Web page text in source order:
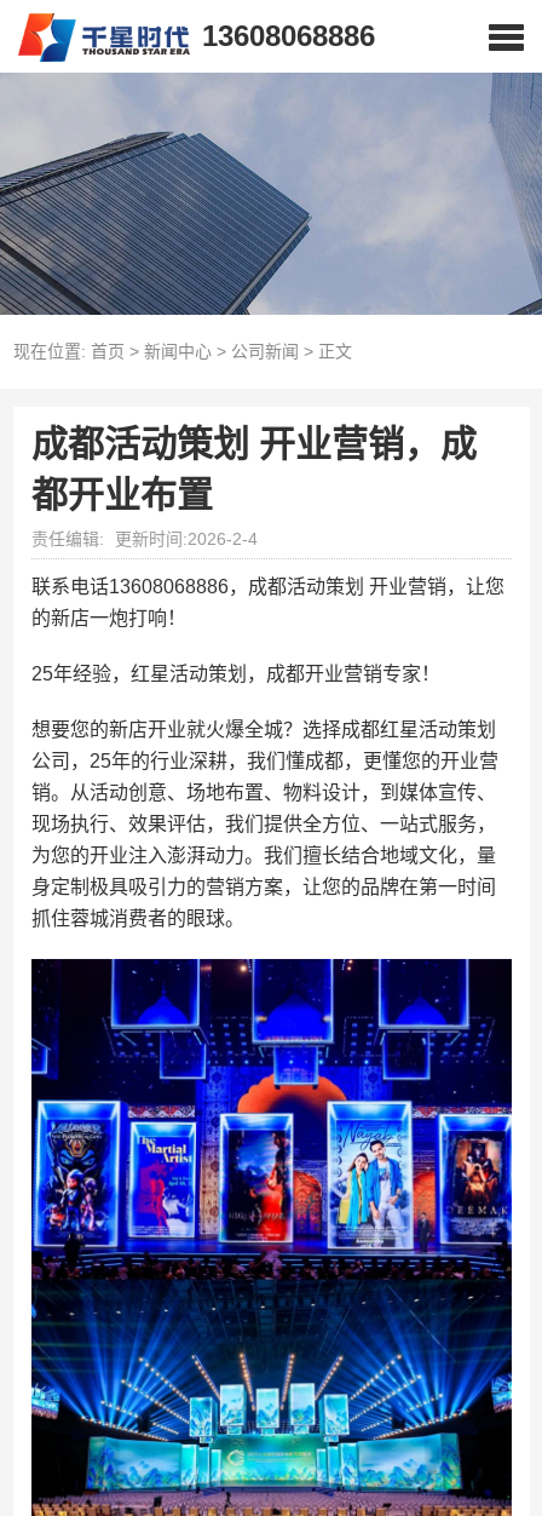
13608068886
现在位置: 首页 > 新闻中心> 公司新闻 > 正文
成都活动策划 开业营销，成
都开业布置
责任编辑: 更新时间:2026-2-4
联系电话13608068886，成都活动策划 开业营销，让您
的新店一炮打响！
25年经验，红星活动策划，成都开业营销专家！
想要您的新店开业就火爆全城？选择成都红星活动策划
公司，25年的行业深耕，我们懂成都，更懂您的开业营
销。从活动创意、场地布置、物料设计，到媒体宣传、
现场执行、效果评估，我们提供全方位、一站式服务，
为您的开业注入澎湃动力。我们擅长结合地域文化，量
身定制极具吸引力的营销方案，让您的品牌在第一时间
抓住蓉城消费者的眼球。